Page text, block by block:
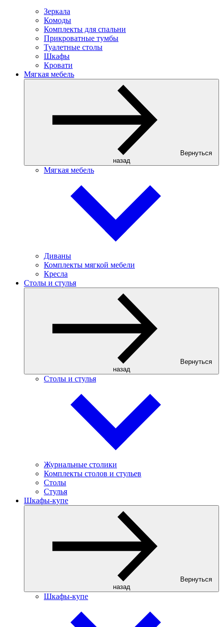
Зеркала
Комоды
Комплекты для спальни
Прикроватные тумбы
Туалетные столы
Шкафы
Кровати
Мягкая мебель
Вернуться
назад
Мягкая мебель
Диваны
Комплекты мягкой мебели
Кресла
Столы и стулья
Вернуться
назад
Столы и стулья
Журнальные столики
Комплекты столов и стульев
Столы
Стулья
Шкафы-купе
Вернуться
назад
Шкафы-купе